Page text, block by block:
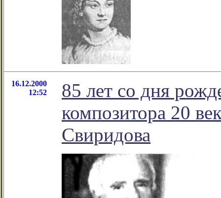
16.12.2000
12:52
85 лет со дня
композитора 20
Свиридова